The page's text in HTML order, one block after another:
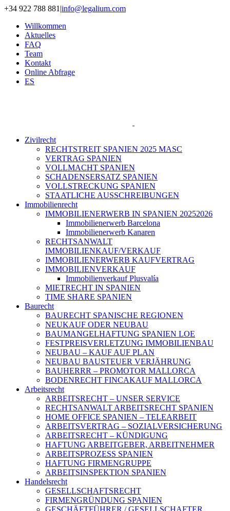
Zum
springen
+34 922 788 881 |info@legalium.com
Willkommen
Aktuelles
FAQ
Team
Kontakt
Online Abfrage
ES
Zivilrecht
RECHTSTREIT SPANIEN 2025 MASC
VERTRAG SPANIEN
VOLLMACHT SPANIEN
SCHADENSERSATZ SPANIEN
VOLLSTRECKUNG SPANIEN
STAATLICHE AUSSCHREIBUNGEN
Immobilienrecht
IMMOBILIENERWERB IN SPANIEN 20252026
Immobilienerwerb Barcelona
Immobilienerwerb Kanaren
RECHTSANWALT
IMMOBILIENKAUF/VERKAUF
IMMOBILIENERWERB KAUFVERTRAG
IMMOBILIENVERKAUF
Immobilienverkauf Plusvalía
MIETRECHT IN SPANIEN
TIME SHARE SPANIEN
Baurecht
BAURECHT SPANISCHE REGIONEN
NEUKAUF ODER NEUBAU
BAUMANGELHAFTUNG SPANIEN LOE
FESTPREISVERLETZUNG IMMOBILIENBAU
NEUBAU – KAUF AUF PLAN
NEUBAU BAUSTEUER VERJÄHRUNG
BAUHERRR – PROMOTOR MALLORCA
BODENRECHT FINCAKAUF MALLORCA
Arbeitsrecht
ARBEITSRECHT – UNSER SERVICE
RECHTSANWALT ARBEITSRECHT SPANIEN
HOME OFFICE SPANIEN – TELEARBEIT
ARBEITSVERTRAG – SOZIALVERSICHERUNG
ARBEITSRECHT – KÜNDIGUNG
HAFTUNG ARBEITGEBER, ARBEITNEHMER
ARBEITSPROZESS SPANIEN
HAFTUNG FIRMENGRUPPE
ARBEITSINSPEKTION SPANIEN
Handelsrecht
GESELLSCHAFTSRECHT
FIRMENGRÜNDUNG SPANIEN
GESCHÄFTFÜHRER / GESELLSCHAFTER